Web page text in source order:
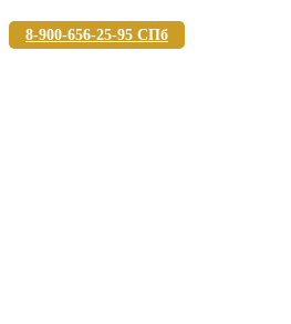
8-900-656-25-95 СПб